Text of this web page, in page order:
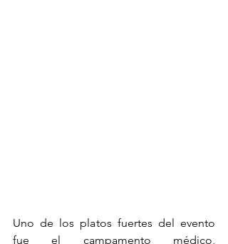
Uno de los platos fuertes del evento
fue el campamento médico,